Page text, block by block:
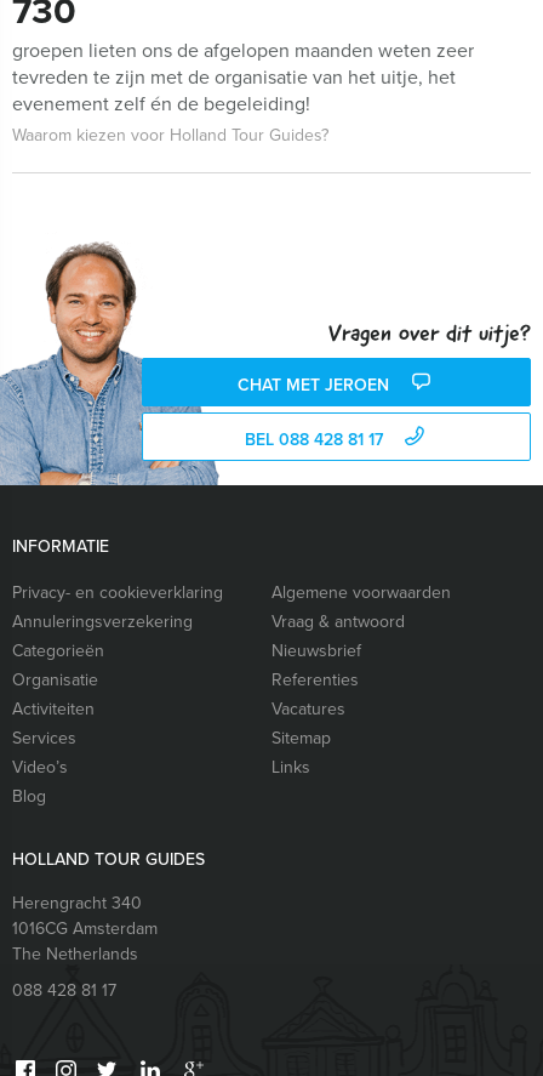
groepen lieten ons de afgelopen maanden weten zeer
tevreden te zijn met de organisatie van het uitje, het
evenement zelf én de begeleiding!
Waarom kiezen voor Holland Tour Guides?
Vragen over dit uitje?
CHAT MET JEROEN
BEL 088 428 81 17
INFORMATIE
Privacy- en cookieverklaring
Algemene voorwaarden
Annuleringsverzekering
Vraag & antwoord
Categorieën
Nieuwsbrief
Organisatie
Referenties
Activiteiten
Vacatures
Services
Sitemap
Video’s
Links
Blog
HOLLAND TOUR GUIDES
Herengracht 340
1016CG Amsterdam
The Netherlands
088 428 81 17